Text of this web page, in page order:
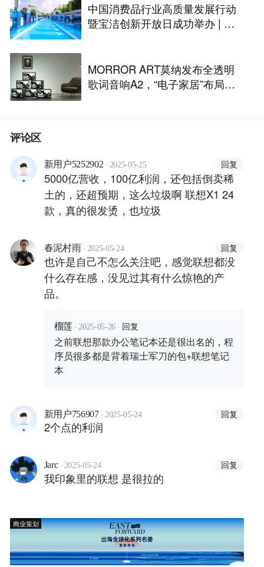
中国消费品行业高质量发展行动
暨宝洁创新开放日成功举办 | 最
MORROR ART莫纳发布全透明
歌词音响A2，“电子家居”布局更
评论区
新用户5252902 · 2025-05-25 回复
5000亿营收，100亿利润，还包括倒卖稀
土的，还超预期，这么垃圾啊 联想X1 24
款，真的很发烫，也垃圾
春泥村雨 · 2025-05-24 回复
也许是自己不怎么关注吧，感觉联想都没
什么存在感，没见过其有什么惊艳的产
品。
榴莲 · 2025-05-26 · 回复
之前联想那款办公笔记本还是很出名的，程
序员很多都是背着瑞士军刀的包+联想笔记
本
新用户756907 · 2025-05-24 回复
2个点的利润
Jarc · 2025-05-24 回复
我印象里的联想 是很拉的
商业策划